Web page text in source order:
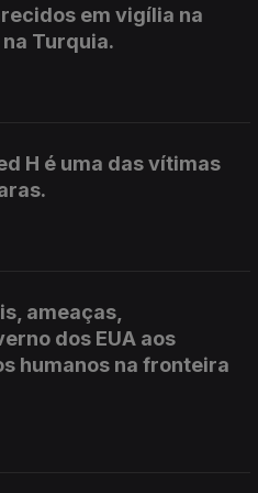
em vigília na
Turquia.
H é uma das vítimas
ameaças,
dos EUA aos
humanos na fronteira